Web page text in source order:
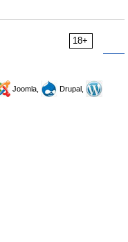
18+
Joomla,
Drupal,